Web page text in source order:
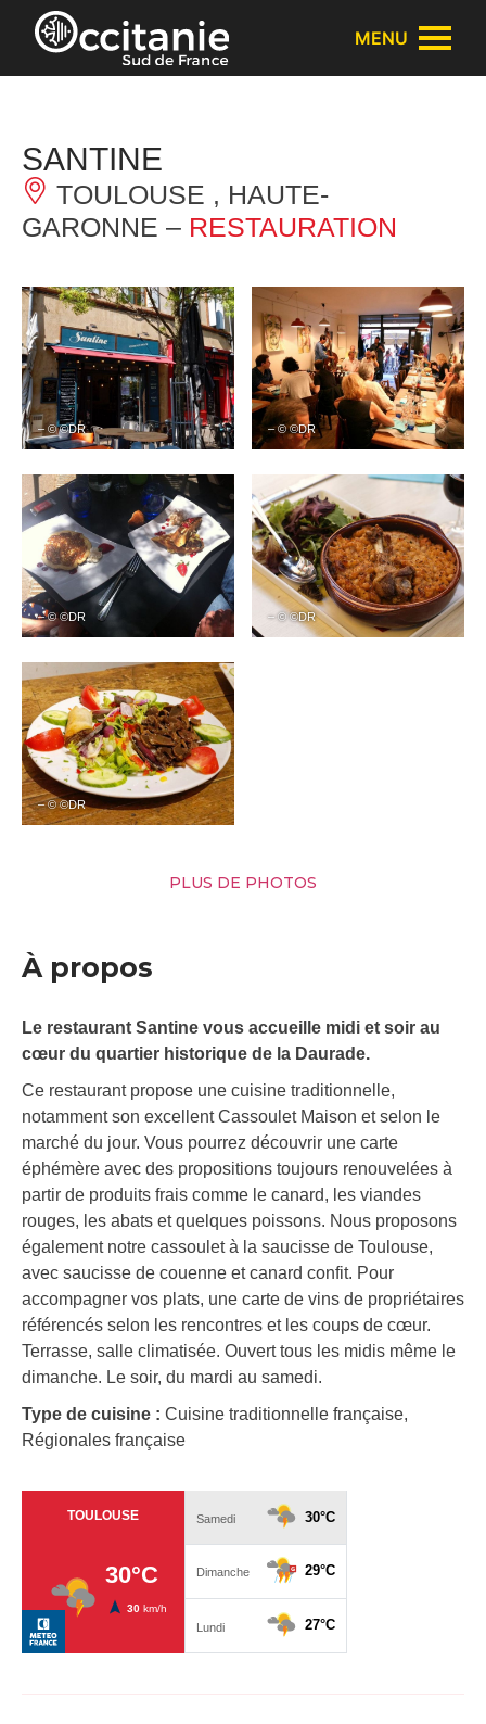
Panneau de gestion des cookies
MENU
SANTINE
TOULOUSE , HAUTE-
GARONNE – RESTAURATION
– © ©DR – © ©DR
– © ©DR – © ©DR
– © ©DR
PLUS DE PHOTOS
À propos
Le restaurant Santine vous accueille midi et soir au
cœur du quartier historique de la Daurade.
Ce restaurant propose une cuisine traditionnelle,
notamment son excellent Cassoulet Maison et selon le
marché du jour. Vous pourrez découvrir une carte
éphémère avec des propositions toujours renouvelées à
partir de produits frais comme le canard, les viandes
rouges, les abats et quelques poissons. Nous proposons
également notre cassoulet à la saucisse de Toulouse,
avec saucisse de couenne et canard confit. Pour
accompagner vos plats, une carte de vins de propriétaires
référencés selon les rencontres et les coups de cœur.
Terrasse, salle climatisée. Ouvert tous les midis même le
dimanche. Le soir, du mardi au samedi.
Type de cuisine : Cuisine traditionnelle française,
Régionales française